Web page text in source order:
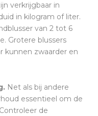
verkrijgbaar in
in kilogram of liter.
van 2 tot 6
Grotere blussers
kunnen zwaarder en
Net als bij andere
essentieel om de
de